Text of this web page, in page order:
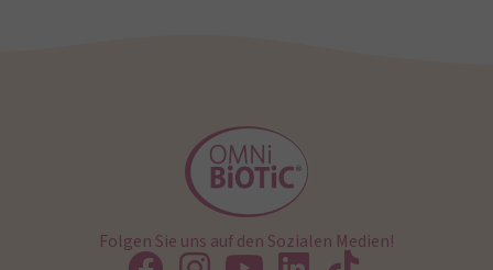
Folgen Sie uns auf den Sozialen Medien!